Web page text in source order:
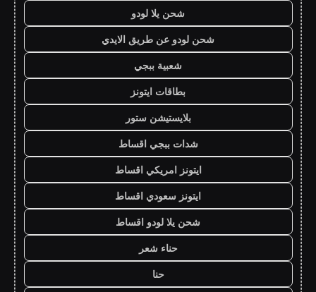
شحن يلا لودو
شحن لودو عن طريق الايدي
شعبية ببجي
بطاقات ايتونز
بلايستيشن ستور
شدات ببجي اقساط
ايتونز امريكي اقساط
ايتونز سعودي اقساط
شحن يلا لودو اقساط
حناء شعر
حنا